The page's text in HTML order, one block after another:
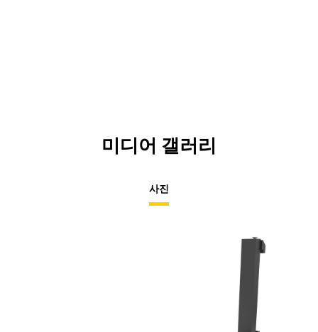
미디어 갤러리
사진